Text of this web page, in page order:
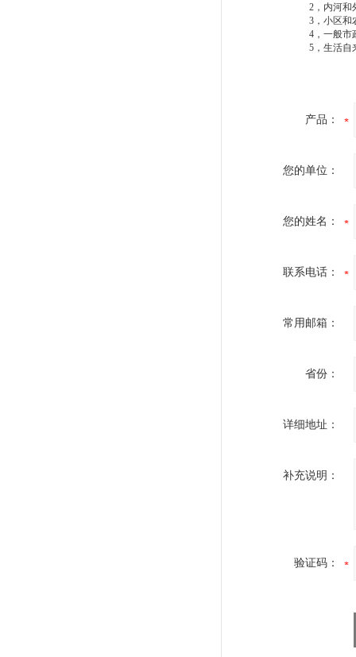
2，内河和
3，小区和
4，一般市
5，生活自
产品：
您的单位：
您的姓名：
联系电话：
常用邮箱：
省份：
详细地址：
补充说明：
验证码：